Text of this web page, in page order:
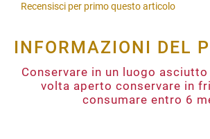
Recensisci per primo questo articolo
INFORMAZIONI DEL
Conservare in un luogo
volta aperto conservare in
consumare entro 6